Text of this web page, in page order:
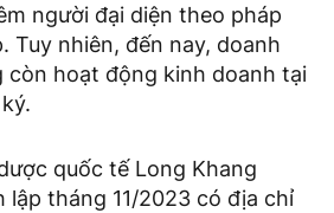
người đại diện theo pháp
Tuy nhiên, đến nay, doanh
còn hoạt động kinh doanh tại
quốc tế Long Khang
lập tháng 11/2023 có địa chỉ